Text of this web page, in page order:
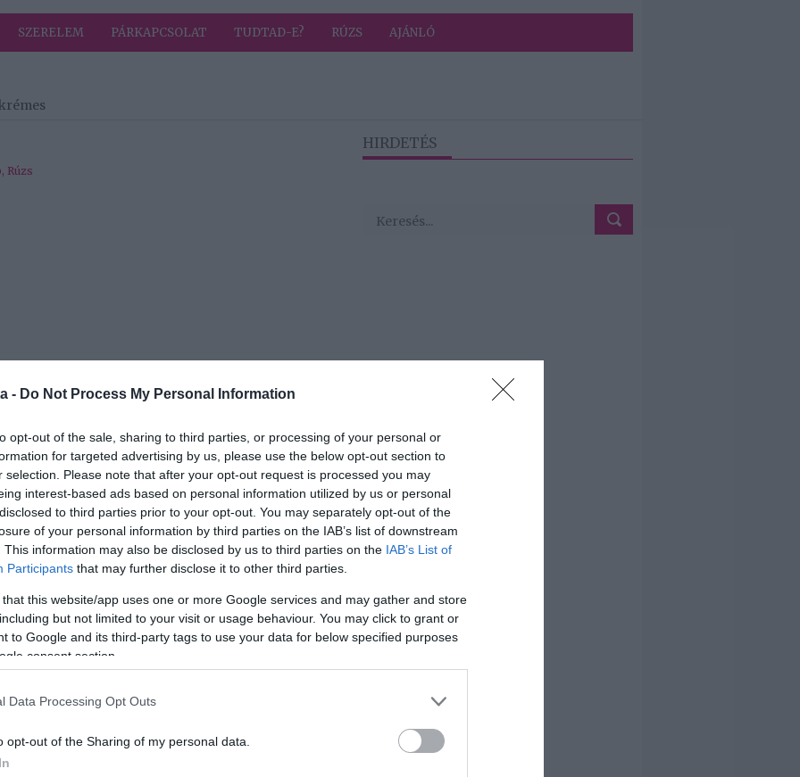
- Do Not Process My Personal Information
opt-out of the sale, sharing to third parties, or processing of your personal or
for targeted advertising by us, please use the below opt-out section to
selection. Please note that after your opt-out request is processed you may
interest-based ads based on personal information utilized by us or personal
to third parties prior to your opt-out. You may separately opt-out of the
of your personal information by third parties on the IAB’s list of downstream
This information may also be disclosed by us to third parties on the IAB’s List of
Participants that may further disclose it to other third parties.
that this website/app uses one or more Google services and may gather and store
but not limited to your visit or usage behaviour. You may click to grant or
to Google and its third-party tags to use your data for below specified purposes
consent section.
Data Processing Opt Outs
opt-out of the Sharing of my personal data.
SZERELEM PÁRKAPCSOLAT TUDTAD-E? RÚZS AJÁNLÓ
, Rúzs
simára keverjük a maradék tejben, majd
Folyamatos keverés mellett hozzáöntjük a
Ekkor levesszük a tűzről és kevergetve
hozzáadjuk a vajat és habosra keverjük.
tepsi alját, majd egyenletesen rákenjük a
ne mozduljanak el. A málnát felolvasztjuk,
a magok ne maradjanak benne.
HIRDETÉS